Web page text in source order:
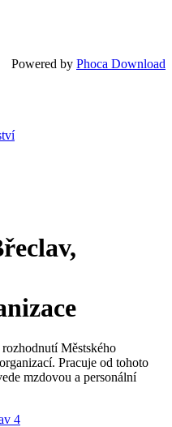
Powered by Phoca Download
Městského
Pracuje od tohoto
mzdovou a personální
4